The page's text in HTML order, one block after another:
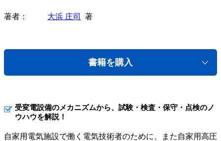
著者 大浜 庄司 著
書籍を購入
受変電設備のメカニズムから、試験・検査・保守・点検のノ
ウハウを解説！
自家用電気施設で働く電気技術者のために、また自家用高圧